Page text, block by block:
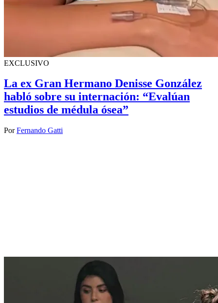
EXCLUSIVO
La ex Gran Hermano Denisse González
habló sobre su internación: “Evalúan
estudios de médula ósea”
PorFernando Gatti